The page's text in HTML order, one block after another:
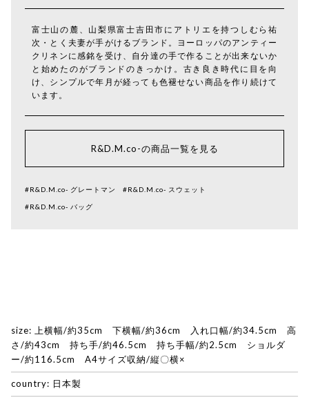
富士山の麓、山梨県富士吉田市にアトリエを持つしむら祐
次・とく夫妻が手がけるブランド。ヨーロッパのアンティー
クリネンに感銘を受け、自分達の手で作ることが出来ないか
と始めたのがブランドのきっかけ。古き良き時代に目を向
け、シンプルで年月が経っても色褪せない商品を作り続けて
います。
R&D.M.co-の商品一覧を見る
#R&D.M.co- グレートマン #R&D.M.co- スウェット
#R&D.M.co- バッグ
size: 上横幅/約35cm 下横幅/約36cm 入れ口幅/約34.5cm 高
さ/約43cm 持ち手/約46.5cm 持ち手幅/約2.5cm ショルダ
ー/約116.5cm A4サイズ収納/縦〇横×
country: 日本製